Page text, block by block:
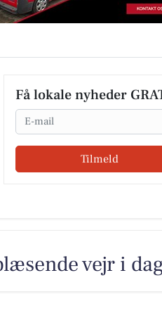
Få lokale nyheder
Email
Tilmeld
vejr i